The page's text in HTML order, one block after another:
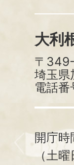
大利
〒
埼玉県
電話番
開庁時
（土曜